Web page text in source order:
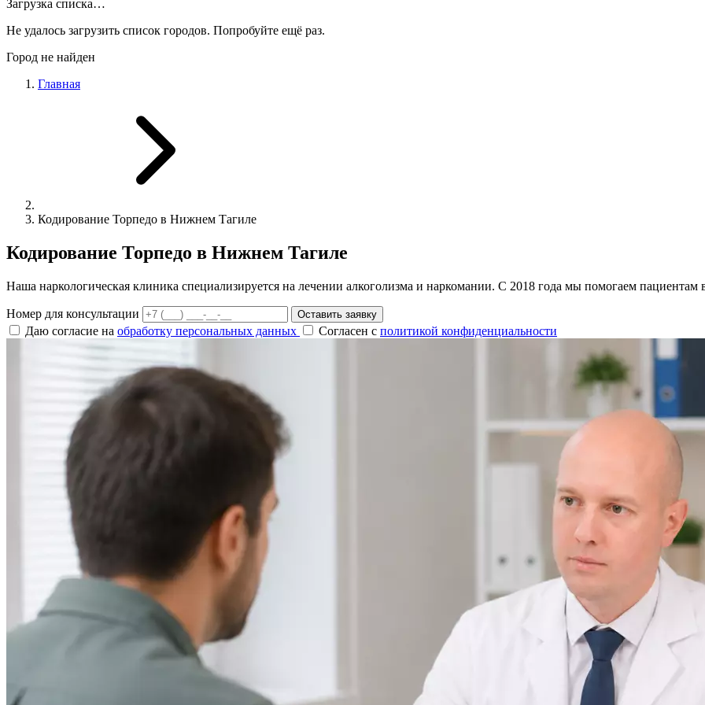
Загрузка списка…
Не удалось загрузить список городов. Попробуйте ещё раз.
Город не найден
Главная
Кодирование Торпедо в Нижнем Тагиле
Кодирование Торпедо в Нижнем Тагиле
Наша наркологическая клиника специализируется на лечении алкоголизма и наркомании. С 2018 года мы помогаем
Номер для консультации Оставить заявку
Даю согласие на обработку персональных данных Согласен с политикой конфиденциальности